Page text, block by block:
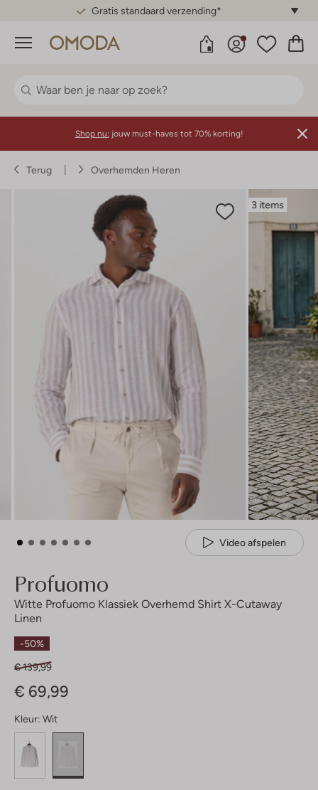
Gratis standaard verzending*
Menu
Shop nu: jouw must-haves tot 70% korting!
Terug Overhemden Heren
3 items
Video afspelen
Profuomo
Witte Profuomo Klassiek Overhemd Shirt X-Cutaway
Linen
-50%
€ 139,99
€ 69,99
Kleur: Wit